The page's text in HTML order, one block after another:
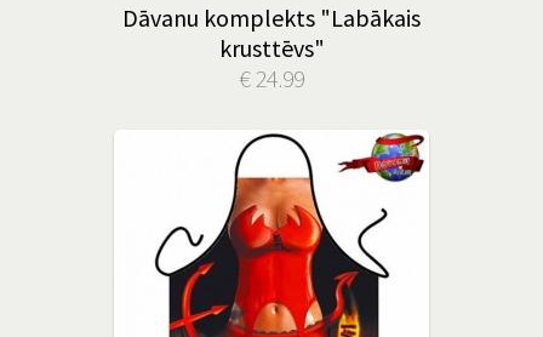
Dāvanu komplekts "Labākais
krusttēvs"
€ 24.99